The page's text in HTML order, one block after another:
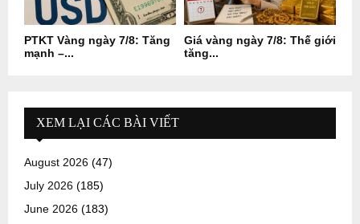
PTKT Vàng ngày 7/8: Tăng
mạnh –...
Giá vàng ngày 7/8: Thế giới
tăng...
XEM LẠI CÁC BÀI VIẾT
August 2026 (47)
July 2026 (185)
June 2026 (183)